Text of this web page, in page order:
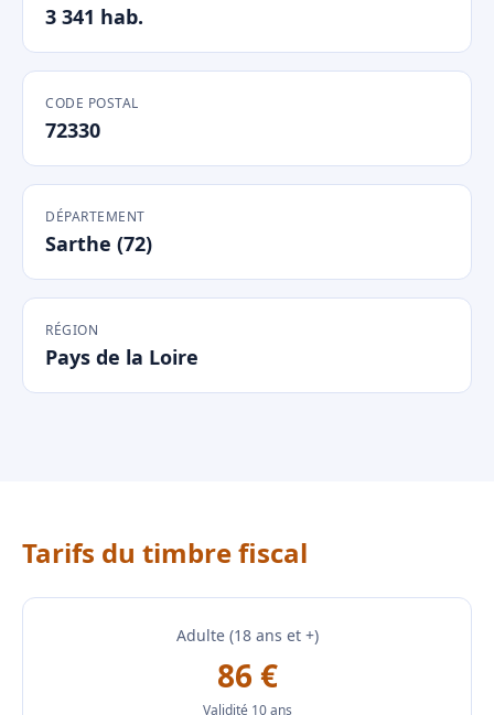
3 341 hab.
CODE POSTAL
72330
DÉPARTEMENT
Sarthe (72)
RÉGION
Pays de la Loire
Tarifs du timbre fiscal
Adulte (18 ans et +)
86 €
Validité 10 ans